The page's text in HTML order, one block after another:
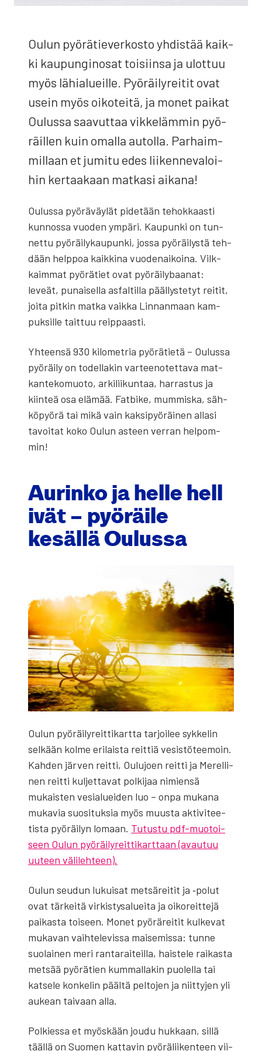
Oulun pyö­rä­tie­ver­kos­to yhdis­tää kaik­
ki kau­pun­gin­osat toi­siin­sa ja ulot­tuu
myös lähia­lueil­le. Pyö­räi­ly­rei­tit ovat
usein myös oiko­tei­tä, ja monet pai­kat
Oulus­sa saa­vut­taa vik­ke­läm­min pyö­
räil­len kuin omal­la autol­la. Par­haim­
mil­laan et jumi­tu edes lii­ken­ne­va­loi­
hin ker­taa­kaan mat­ka­si aika­na!
Oulus­sa pyö­rä­väy­lät pide­tään tehok­kaas­ti
kun­nos­sa vuo­den ympä­ri. Kau­pun­ki on tun­
net­tu pyö­räi­ly­kau­pun­ki, jos­sa pyö­räi­lys­tä teh­
dään help­poa kaik­ki­na vuo­de­nai­koi­na. Vilk­
kaim­mat pyö­rä­tiet ovat pyö­räi­ly­baa­nat:
leveät, punai­sel­la asfal­til­la pääl­lys­te­tyt rei­tit,
joi­ta pit­kin mat­ka vaik­ka Lin­nan­maan kam­
puk­sil­le tait­tuu reip­paas­ti.
Yhteen­sä 930 kilo­met­ria pyö­rä­tie­tä – Oulus­sa
pyö­räi­ly on todel­la­kin var­tee­no­tet­ta­va mat­
kan­te­ko­muo­to, arki­lii­kun­taa, har­ras­tus ja
kiin­teä osa elä­mää. Fat­bi­ke, mum­mis­ka, säh­
kö­pyö­rä tai mikä vain kak­si­pyö­räi­nen alla­si
tavoi­tat koko Oulun asteen ver­ran hel­pom­
min!
Aurin­ko ja hel­le hel­l
i­vät – pyö­räi­le
kesäl­lä Oulus­sa
Oulun pyö­räi­ly­reit­ti­kart­ta tar­joi­lee syk­ke­lin
sel­kään kol­me eri­lais­ta reit­tiä vesis­tö­tee­moin.
Kah­den jär­ven reit­ti, Oulu­joen reit­ti ja Merel­li­
nen reit­ti kul­jet­ta­vat pol­ki­jaa nimien­sä
mukais­ten vesia­luei­den luo – onpa muka­na
muka­via suo­si­tuk­sia myös muus­ta akti­vi­tee­
tis­ta pyö­räi­lyn lomaan. Tutus­tu pdf-muo­toi­
seen Oulun pyö­räi­ly­reit­ti­kart­taan (avau­tuu
uuteen väli­leh­teen).
Oulun seu­dun lukui­sat met­sä­rei­tit ja ‑polut
ovat tär­kei­tä vir­kis­ty­sa­luei­ta ja oiko­reit­te­jä
pai­kas­ta toi­seen. Monet pyö­rä­rei­tit kul­ke­vat
muka­van vaih­te­le­vis­sa mai­se­mis­sa: tun­ne
suo­lai­nen meri ran­ta­rai­teil­la, hais­te­le rai­kas­ta
met­sää pyö­rä­tien kum­mal­la­kin puo­lel­la tai
kat­se­le kon­ke­lin pääl­tä pel­to­jen ja niit­ty­jen yli
aukean tai­vaan alla.
Pol­kies­sa et myös­kään jou­du huk­kaan, sil­lä
tääl­lä on Suo­men kat­ta­vin pyö­rä­lii­ken­teen vii­